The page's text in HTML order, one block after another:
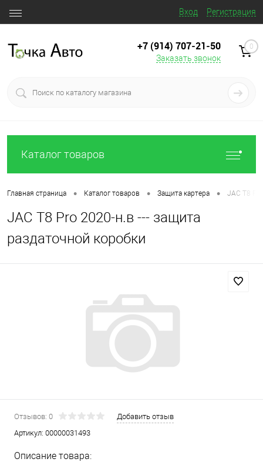
Вход Регистрация
+7 (914) 707‒21‒50
Заказать звонок
0
Каталог товаров
Главная страница • Каталог товаров • Защита картера • JAC T8
JAC T8 Pro 2020-н.в --- защита
раздаточной коробки
Отзывов: 0
Добавить отзыв
Артикул: 00000031493
Описание товара: